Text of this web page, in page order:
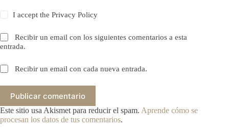
I accept thePrivacy Policy
Recibir un email con los siguientes comentarios a esta
entrada.
Recibir un email con cada nueva entrada.
Publicar comentario
Este sitio usa Akismet para reducir el spam. Aprende cómo se
procesan los datos de tus comentarios.